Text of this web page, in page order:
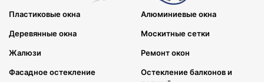
Пластиковые окна Алюминиевые окна
Деревянные окна Москитные сетки
Жалюзи Ремонт окон
Фасадное остекление
Остекление балконов и